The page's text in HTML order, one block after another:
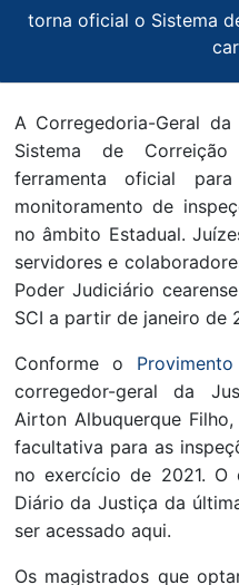
torna oficial o Sistema
A Corregedoria-Geral
Sistema de
ferramenta oficial
monitoramento de
no âmbito Estadual.
servidores e
Poder Judiciário
SCI a partir de janeiro de
Conforme o
corregedor-geral da
Airton Albuquerque
facultativa para as
no exercício de 2021.
Diário da Justiça da
ser acessado aqui.
Os magistrados que